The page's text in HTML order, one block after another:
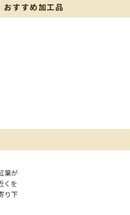
すすめ加工品
葉が
くを
り下